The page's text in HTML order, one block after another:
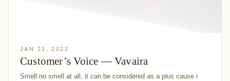
JAN 21, 2022
Customer’s Voice — Vavaira
Smell:no smell at all, it can be considered as a plus cause i